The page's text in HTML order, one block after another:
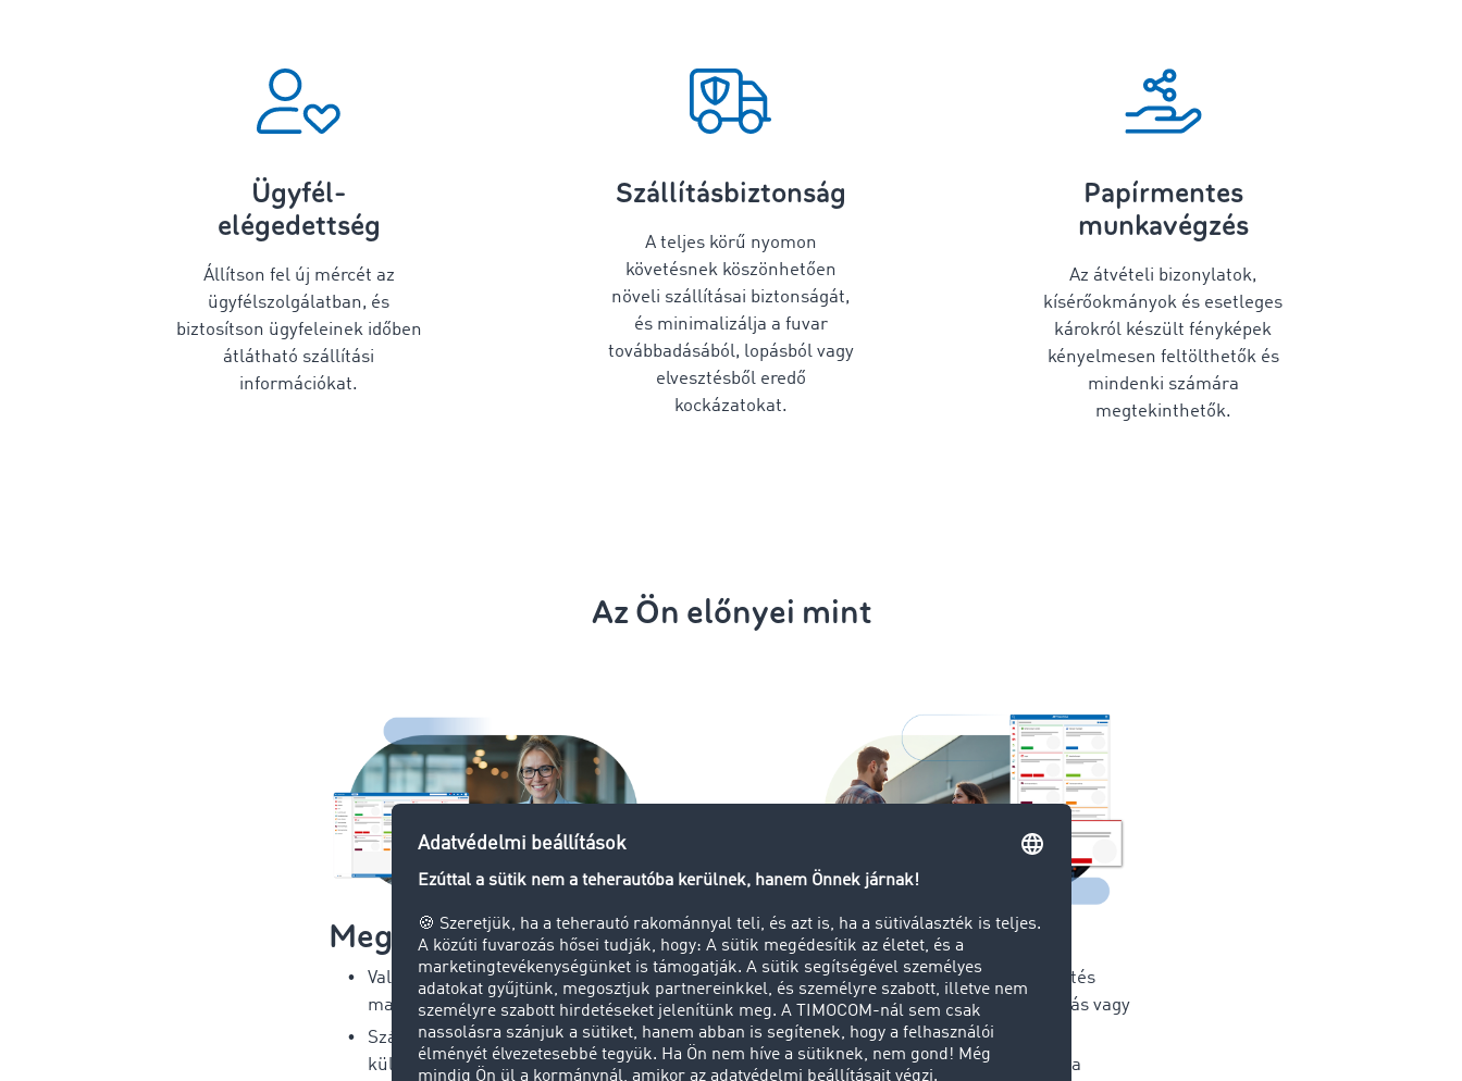
Ügyfél-
elégedettség
Állítson fel új mércét az
ügyfélszolgálatban, és
biztosítson ügyfeleinek időben
átlátható szállítási
információkat.
Szállításbiztonság
A teljes körű nyomon
követésnek köszönhetően
növeli szállításai biztonságát,
és minimalizálja a fuvar
továbbadásából, lopásból vagy
elvesztésből eredő
kockázatokat.
Papírmentes
munkavégzés
Az átvételi bizonylatok,
kísérőokmányok és esetleges
károkról készült fényképek
kényelmesen feltölthetők és
mindenki számára
megtekinthetők.
Az Ön előnyei mint
Megbízó
Valós idejű szállítási információk a
maximális átláthatóságért
Szállítmányozói
küldeménykövetés és megbízható
Megbízott
Rugalmas küldeménykövetés
telematika, GPS, alkalmazás vagy
manuális módon
Bármikor eldöntheti, hogy a